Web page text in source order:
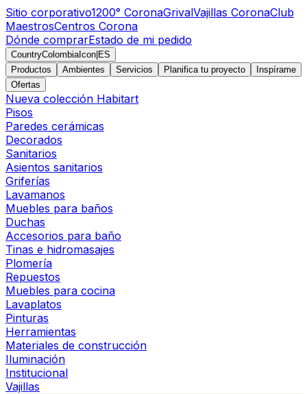
Sitio corporativo1200° CoronaGrivalVajillas CoronaClub
MaestrosCentros Corona
Dónde comprarEstado de mi pedido
CountryColombiaIcon ES
Productos
Ambientes Servicios Planifica tu proyecto
Inspírame
Ofertas
Nueva colección Habitart
Pisos
Paredes cerámicas
Decorados
Sanitarios
Asientos sanitarios
Griferías
Lavamanos
Muebles para baños
Duchas
Accesorios para baño
Tinas e hidromasajes
Plomería
Repuestos
Muebles para cocina
Lavaplatos
Pinturas
Herramientas
Materiales de construcción
Iluminación
Institucional
Vajillas